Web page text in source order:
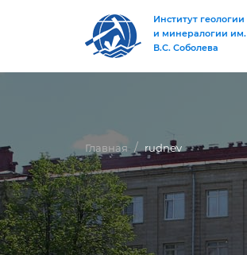
Институт геологии
и минералогии им.
В.С. Соболева
Главная rudnev